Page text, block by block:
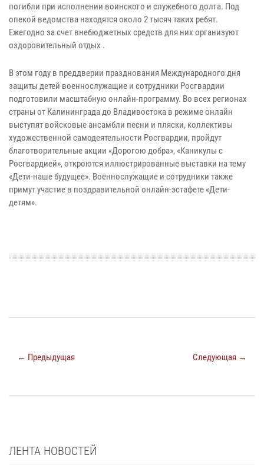
погибли при исполнении воинского и служебного долга. Под
опекой ведомства находятся около 2 тысяч таких ребят.
Ежегодно за счет внебюджетных средств для них организуют
оздоровительный отдых .
В этом году в преддверии празднования Международного дня
защиты детей военнослужащие и сотрудники Росгвардии
подготовили масштабную онлайн-программу. Во всех регионах
страны от Калининграда до Владивостока в режиме онлайн
выступят войсковые ансамбли песни и пляски, коллективы
художественной самодеятельности Росгвардии, пройдут
благотворительные акции «Дорогою добра», «Каникулы с
Росгвардией», откроются иллюстрированные выставки на тему
«Дети-наше будущее». Военнослужащие и сотрудники также
примут участие в поздравительной онлайн-эстафете «Дети-
детям».
← Предыдущая Следующая →
ЛЕНТА НОВОСТЕЙ